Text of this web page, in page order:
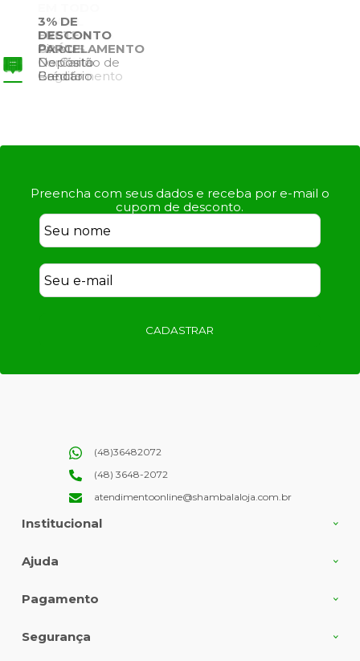
3% DE
DESCONTO
Pix ou
Depósito
Bancário
Preencha com seus dados e receba por e-mail o
cupom de desconto.
CADASTRAR
Institucional
Ajuda
(48)36482072
(48) 3648-2072
atendimentoonline@shambalaloja.com.br
Pagamento
Segurança